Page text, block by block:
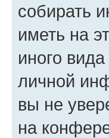
собирать
иметь на
иного
личной
вы не
на